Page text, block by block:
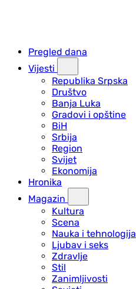
Pregled dana
Vijesti
Republika Srpska
Društvo
Banja Luka
Gradovi i opštine
BiH
Srbija
Region
Svijet
Ekonomija
Hronika
Magazin
Kultura
Scena
Nauka i tehnologija
Ljubav i seks
Zdravlje
Stil
Zanimljivosti